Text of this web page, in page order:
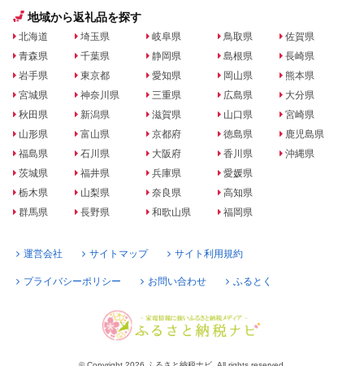
地域から返礼品を探す
北海道
青森県
岩手県
宮城県
秋田県
山形県
福島県
茨城県
栃木県
群馬県
埼玉県
千葉県
東京都
神奈川県
新潟県
富山県
石川県
福井県
山梨県
長野県
岐阜県
静岡県
愛知県
三重県
滋賀県
京都府
大阪府
兵庫県
奈良県
和歌山県
鳥取県
島根県
岡山県
広島県
山口県
徳島県
香川県
愛媛県
高知県
福岡県
佐賀県
長崎県
熊本県
大分県
宮崎県
鹿児島県
沖縄県
運営会社 サイトマップ サイト利用規約
プライバシーポリシー お問い合わせ ふるとく